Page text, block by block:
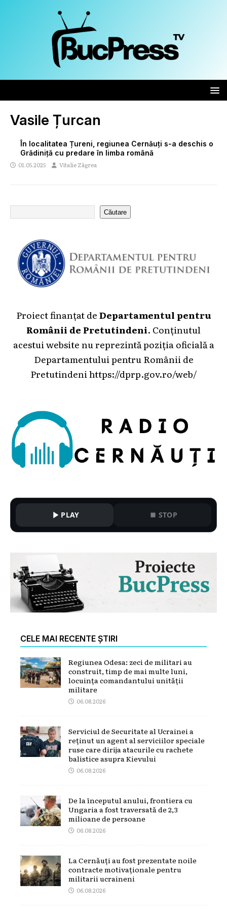
Vasile Țurcan
În localitatea Țureni, regiunea Cernăuți s-a deschis o
Grădiniță cu predare în limba română
01.05.2025 Vitalie Zâgrea
Căutare
Proiect finanțat deDepartamentul pentru
Românii de Pretutindeni. Conținutul
acestui website nu reprezintă poziția oficială a
Departamentului pentru Românii de
Pretutindenihttps://dprp.gov.ro/web/
PLAY STOP
CELE MAI RECENTE ȘTIRI
Regiunea Odesa: zeci de militari au
construit, timp de mai multe luni,
locuința comandantului unității
militare
06.08.2026
Serviciul de Securitate al Ucrainei a
reținut un agent al serviciilor speciale
ruse care dirija atacurile cu rachete
balistice asupra Kievului
06.08.2026
De la începutul anului, frontiera cu
Ungaria a fost traversată de 2,3
milioane de persoane
06.08.2026
La Cernăuți au fost prezentate noile
contracte motivaționale pentru
militarii ucraineni
06.08.2026